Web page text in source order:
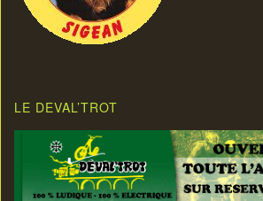
LE DEVAL’TROT